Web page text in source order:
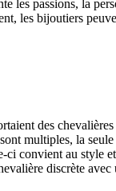
les passions, la
les bijoutiers
des
multiples, la
convient au style
discrète